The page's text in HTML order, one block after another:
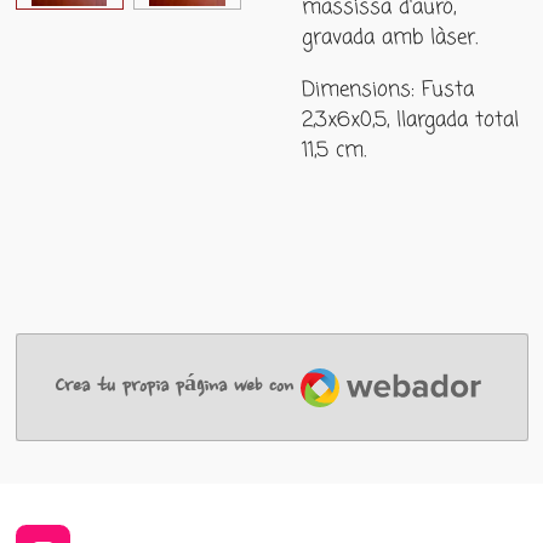
massissa d'auró,
gravada amb làser.
Dimensions: Fusta
2,3x6x0,5, llargada total
11,5 cm.
Crea tu propia página web con
Webador